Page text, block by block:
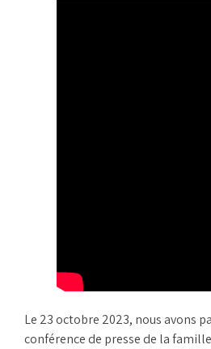
Le 23 octobre 2023, nous avons
conférence de presse de la